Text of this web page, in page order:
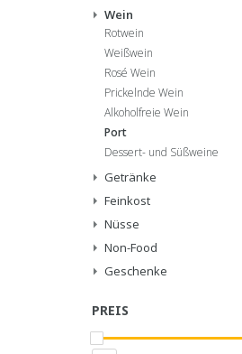
Wein
Rotwein
Weißwein
Rosé Wein
Prickelnde Wein
Alkoholfreie Wein
Port
Dessert- und Süßweine
Getränke
Feinkost
Nüsse
Non-Food
Geschenke
PREIS